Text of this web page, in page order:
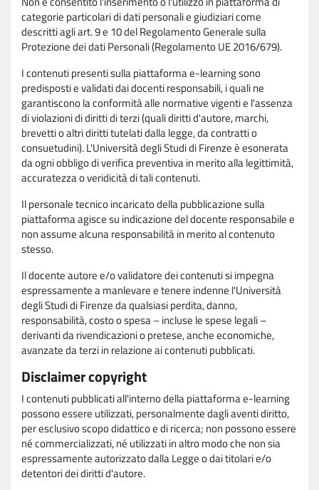
categorie particolari di dati personali e giudiziari come
descritti agli art. 9 e 10 del Regolamento Generale sulla
Protezione dei dati Personali (Regolamento UE 2016/679).
I contenuti presenti sulla piattaforma e-learning sono
predisposti e validati dai docenti responsabili, i quali ne
garantiscono la conformità alle normative vigenti e l'assenza
di violazioni di diritti di terzi (quali diritti d'autore, marchi,
brevetti o altri diritti tutelati dalla legge, da contratti o
consuetudini). L'Università degli Studi di Firenze è esonerata
da ogni obbligo di verifica preventiva in merito alla legittimità,
accuratezza o veridicità di tali contenuti.
Il personale tecnico incaricato della pubblicazione sulla
piattaforma agisce su indicazione del docente responsabile e
non assume alcuna responsabilità in merito al contenuto
stesso.
Il docente autore e/o validatore dei contenuti si impegna
espressamente a manlevare e tenere indenne l'Università
degli Studi di Firenze da qualsiasi perdita, danno,
responsabilità, costo o spesa – incluse le spese legali –
derivanti da rivendicazioni o pretese, anche economiche,
avanzate da terzi in relazione ai contenuti pubblicati.
Disclaimer copyright
I contenuti pubblicati all'interno della piattaforma e-learning
possono essere utilizzati, personalmente dagli aventi diritto,
per esclusivo scopo didattico e di ricerca; non possono essere
né commercializzati, né utilizzati in altro modo che non sia
espressamente autorizzato dalla Legge o dai titolari e/o
detentori dei diritti d'autore.